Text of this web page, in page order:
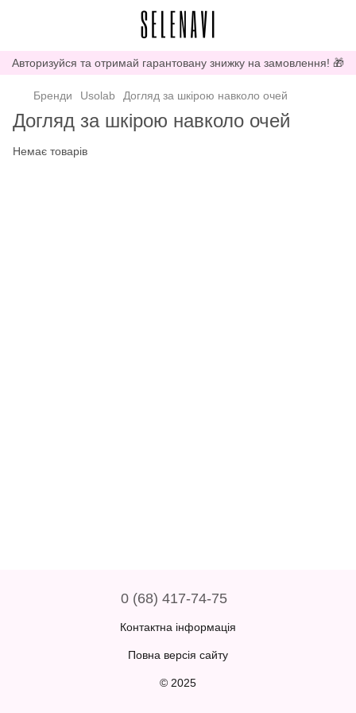
Авторизуйся та отримай гарантовану знижку на замовлення! 🎁
Бренди Usolab Догляд за шкірою навколо очей
Догляд за шкірою навколо очей
Немає товарів
0 (68) 417-74-75
Контактна інформація
Повна версія сайту
© 2025